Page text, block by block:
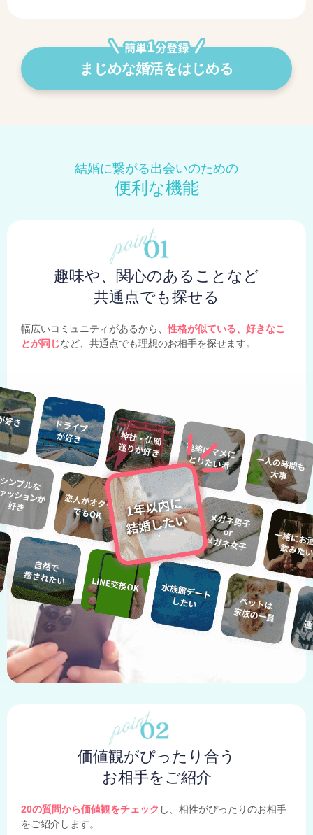
まじめな婚活をはじめる
結婚に繋がる出会いのための
便利な機能
趣味や、関心のあることなど
共通点でも探せる
幅広いコミュニティがあるから、性格が似ている、好きなこ
とが同じなど、共通点でも理想のお相手を探せます。
価値観がぴったり合う
お相手をご紹介
20の質問から価値観をチェック し、相性がぴったりのお相手
をご紹介します。